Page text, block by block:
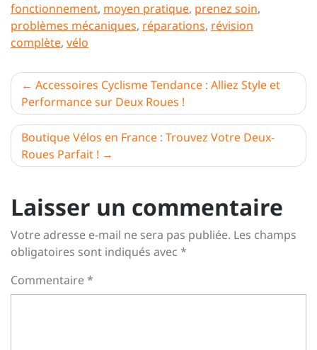
fonctionnement, moyen pratique, prenez soin,
problèmes mécaniques, réparations, révision
complète, vélo
Navigation
de
l’article
Accessoires Cyclisme Tendance : Alliez Style et
Performance sur Deux Roues !
Boutique Vélos en France : Trouvez Votre Deux-
Roues Parfait !
Laisser un commentaire
Votre adresse e-mail ne sera pas publiée. Les champs
obligatoires sont indiqués avec *
Commentaire*